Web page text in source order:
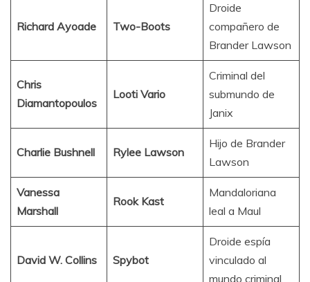
Richard Ayoade Two-Boots
Droide
compañero de
Brander Lawson
Chris
Diamantopoulos
Looti Vario
Criminal del
submundo de
Janix
Charlie Bushnell Rylee Lawson
Hijo de Brander
Lawson
Vanessa
Marshall
Rook Kast
Mandaloriana
leal a Maul
David W. Collins Spybot
Droide espía
vinculado al
mundo criminal